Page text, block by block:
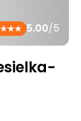
5.00/5